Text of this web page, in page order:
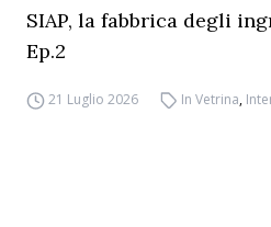
SIAP, la fabbrica degli
Ep.2
21 Luglio 2026 In Vetrina,